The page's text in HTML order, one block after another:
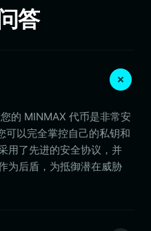
答
的 MINMAX 代币是非常安
可以完全掌控自己的私钥和
用了先进的安全协议，并
为后盾，为抵御潜在威胁